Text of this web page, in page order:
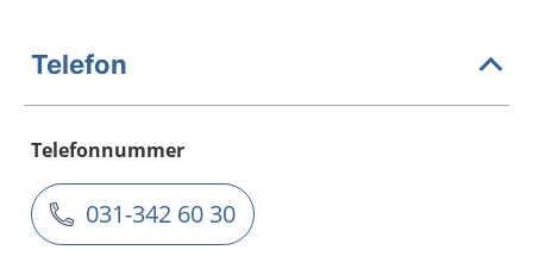
Telefon
Telefonnummer
031-342 60 30